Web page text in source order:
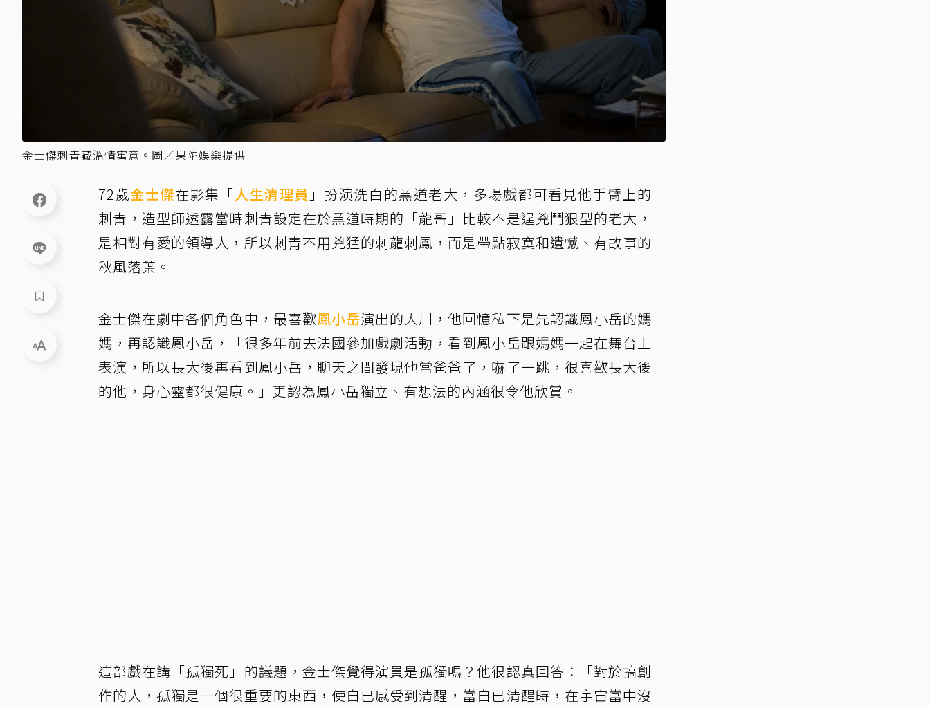
金士傑刺青藏溫情寓意。圖／果陀娛樂提供
72歲金士傑在影集「人生清理員 」扮演洗白的黑道老大，多場戲都可看見他手臂上的
刺青，造型師透露當時刺青設定在於黑道時期的「龍哥」比較不是逞兇鬥狠型的老大，
是相對有愛的領導人，所以刺青不用兇猛的刺龍刺鳳，而是帶點寂寞和遺憾、有故事的
秋風落葉。
金士傑在劇中各個角色中，最喜歡鳳小岳演出的大川，他回憶私下是先認識鳳小岳的媽
媽，再認識鳳小岳，「很多年前去法國參加戲劇活動，看到鳳小岳跟媽媽一起在舞台上
表演，所以長大後再看到鳳小岳，聊天之間發現他當爸爸了，嚇了一跳，很喜歡長大後
的他，身心靈都很健康。」更認為鳳小岳獨立、有想法的內涵很令他欣賞。
這部戲在講「孤獨死」的議題，金士傑覺得演員是孤獨嗎？他很認真回答：「對於搞創
作的人，孤獨是一個很重要的東西，使自已感受到清醒，當自已清醒時，在宇宙當中沒